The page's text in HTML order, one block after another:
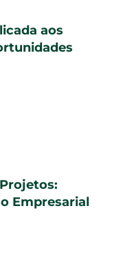
aos
Empresarial